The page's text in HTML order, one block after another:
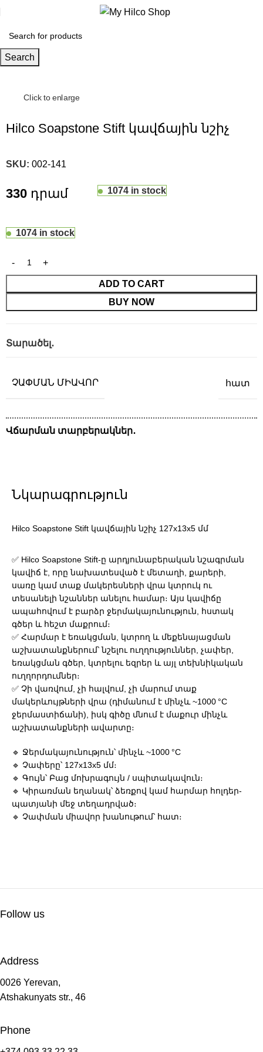
Search
Click to enlarge
Hilco Soapstone Stift կավճային նշիչ
SKU: 002-141
330 1074 in stock
1074 in stock
ADD TO CART
BUY NOW
Տարածել․
ՉԱՓՄԱՆ ՄԻԱՎՈՐ հատ
Վճարման տարբերակներ․
Նկարագրություն
Hilco Soapstone Stift կավճային նշիչ 127x13x5 մմ
✅ Hilco Soapstone Stift-ը արդյունաբերական նշագրման
կավիճ է, որը նախատեսված է մետաղի, քարերի,
սառը կամ տաք մակերեսների վրա կտրուկ ու
տեսանելի նշաններ անելու համար։ Այս կավիճը
ապահովում է բարձր ջերմակայունություն, հստակ
գծեր և հեշտ մաքրում։
✅ Հարմար է եռակցման, կտրող և մեքենայացման
աշխատանքներում՝ նշելու ուղղություններ, չափեր,
եռակցման գծեր, կտրելու եզրեր և այլ տեխնիկական
ուղղորդումներ։
✅ Չի վառվում, չի հալվում, չի մարում տաք
մակերևույթների վրա (դիմանում է մինչև ~1000 °C
ջերմաստիճանի), իսկ գիծը մնում է մաքուր մինչև
աշխատանքների ավարտը։
🔹 Ջերմակայունություն՝ մինչև ~1000 °C
🔹 Չափերը՝ 127x13x5 մմ։
🔹 Գույն՝ Բաց մոխրագույն / սպիտակավուն։
🔹 Կիրառման եղանակ՝ ձեռքով կամ հարմար հոլդեր-
պատյանի մեջ տեղադրված։
🔹 Չափման միավոր խանութում՝ հատ։
Follow us
Address
0026 Yerevan,
Atshakunyats str., 46
Phone